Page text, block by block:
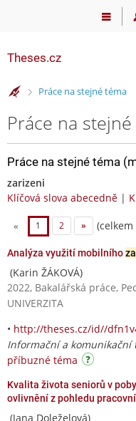
Theses.cz
>Práce na stejné téma
Práce na
Práce na stejné téma
zarizeni
Klíčová slova abecedně |
« 1 2 »
Analýza využití mobilního
(Karin ŽÁKOVÁ)
2022, Bakalářská práce,
UNIVERZITA
• http://theses.cz/id//
Informační a komunikační
příbuzné téma
Kvalita života seniorů v
ovlivnění z pohledu
(Jana Doleželová)